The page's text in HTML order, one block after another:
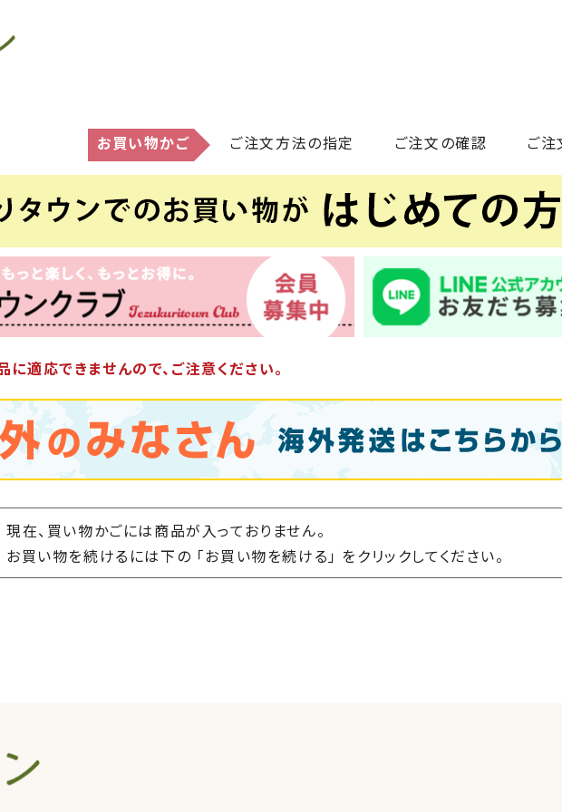
お買い物かご ご注文方法の指定 ご注文の確認 ご
適応できませんので、ご注意ください。
現在、買い物かごには商品が入っておりません。
お買い物を続けるには下の 「お買い物を続ける」 をクリックしてください。